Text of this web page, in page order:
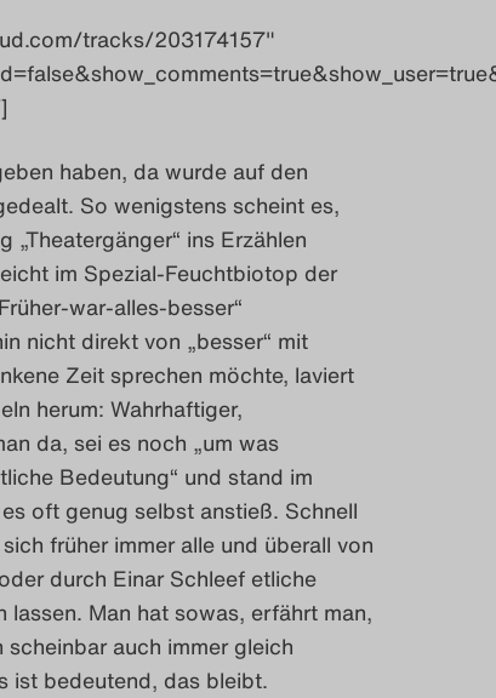
tracks/203174157″
haben, da wurde auf den
So wenigstens scheint es,
ins Erzählen
im Spezial-Feuchtbiotop der
war-alles-besser“
nicht direkt von „besser“ mit
Zeit sprechen möchte, laviert
herum: Wahrhaftiger,
da, sei es noch „um was
Bedeutung“ und stand im
oft genug selbst anstieß. Schnell
früher immer alle und überall von
durch Einar Schleef etliche
lassen. Man hat sowas, erfährt man,
auch immer gleich
ist bedeutend, das bleibt.